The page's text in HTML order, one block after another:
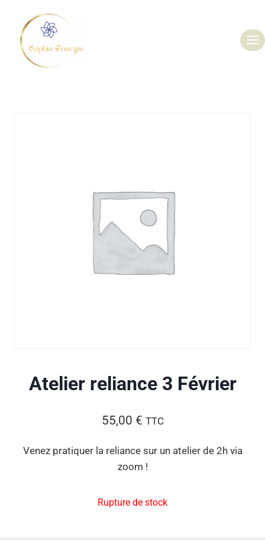
Atelier reliance 3 Février
55,00 € TTC
Venez pratiquer la reliance sur un atelier de 2h via
zoom !
Rupture de stock